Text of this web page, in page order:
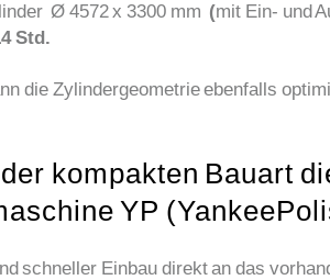
Ø 4572 x 3300 mm (mit Ein- und
Std.
die Zylindergeometrie ebenfalls
kompakten Bauart
YP
schneller Einbau direkt an das